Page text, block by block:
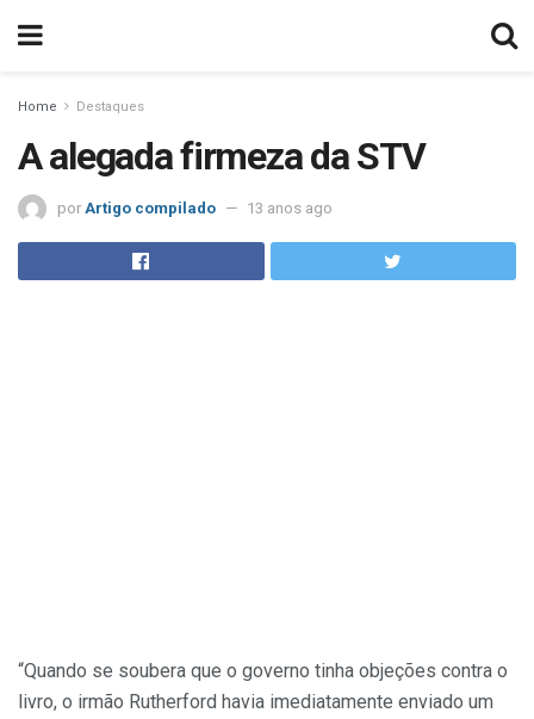
Home Destaques
A alegada firmeza da STV
por Artigo compilado 13 anos ago
“Quando se soubera que o governo tinha objeções contra o
livro, o irmão Rutherford havia imediatamente enviado um